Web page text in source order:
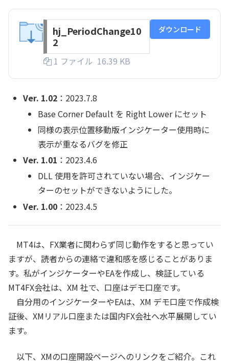
hj_PeriodChange10
2
1 ファイル 16.39 KB
ダウンロード
Ver. 1.02 ：2023.7.8
Base Corner Default を Right Lower にセット
同様の表示位置移動版インジケーター使用時に
表示が重なるバグを修正
Ver. 1.01 ：2023.4.6
DLL 使用を許可されていない場合、インジケー
ターのセットができないようにした。
Ver. 1.00 ：2023.4.5
MT4は、FX業者に関わらず同じ動作をすると思ってい
ますが、読者からの連絡で違和感を感じることがありま
す。私がインジケーターやEAを作成し、検証している
MT4FX会社は、XM 社で、口座はデモ口座です。
自分用のインジケーターやEAは、XM デモ口座で作成検
証後、XMリアル口座または国内FX会社へ水平展開してい
ます。
以下、XMの口座開設ページへのリンクをご紹介。これ